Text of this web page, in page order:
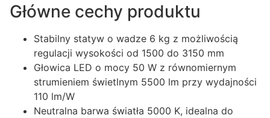
Główne cechy produktu
Stabilny statyw o wadze 6 kg z możliwością
regulacji wysokości od 1500 do 3150 mm
Głowica LED o mocy 50 W z równomiernym
strumieniem świetlnym 5500 lm przy wydajności
110 lm/W
Neutralna barwa światła 5000 K, idealna do